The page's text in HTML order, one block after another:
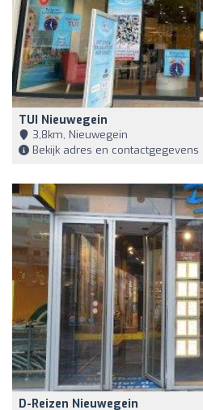
TUI Nieuwegein
3,8km, Nieuwegein
Bekijk adres en contactgegevens
D-Reizen Nieuwegein